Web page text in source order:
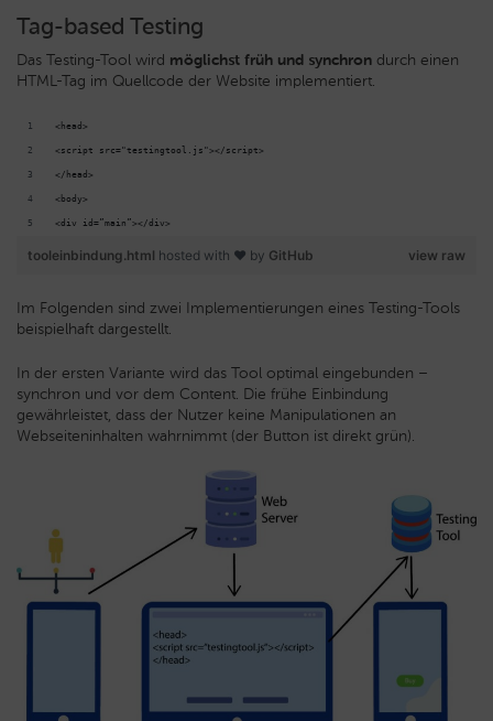
Tag-based Testing
Das Testing-Tool wird möglichst früh und synchron durch einen
HTML-Tag im Quellcode der Website implementiert.
<head>
<script src="testingtool.js"></script>
</head>
<body>
<div id=”main”></div>
view raw
tooleinbindung.html hosted with ❤ by GitHub
Im Folgenden sind zwei Implementierungen eines Testing-Tools
beispielhaft dargestellt.
In der ersten Variante wird das Tool optimal eingebunden –
synchron und vor dem Content. Die frühe Einbindung
gewährleistet, dass der Nutzer keine Manipulationen an
Webseiteninhalten wahrnimmt (der Button ist direkt grün).